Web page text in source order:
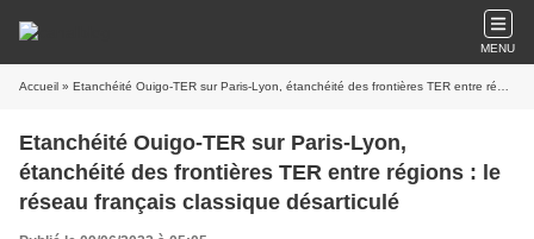
MENU
Accueil » Etanchéité Ouigo-TER sur Paris-Lyon, étanchéité des frontières TER entre régions : le réseau français classique désarticulé
Etanchéité Ouigo-TER sur Paris-Lyon,
étanchéité des frontières TER entre régions : le
réseau français classique désarticulé